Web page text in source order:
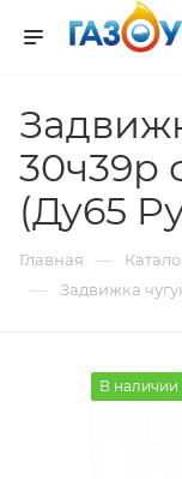
30ч39р
(Ду65
Главная —
— Задвижка
В наличии